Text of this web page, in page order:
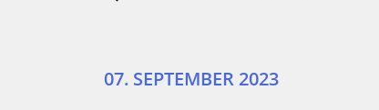
TYPO3 BLOG
07. SEPTEMBER 2023